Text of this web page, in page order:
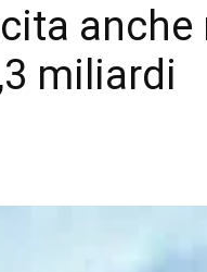
anche
miliardi